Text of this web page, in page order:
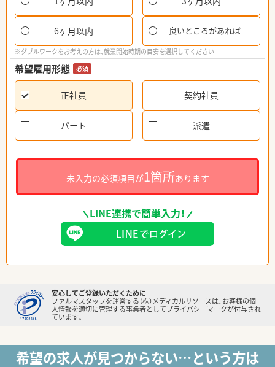
6ヶ月以内 良いところがあれば
※ダブルワークをお考えの方は、就業開始時期の目安を選択してください
希望雇用形態 必須
正社員 契約社員
パート 派遣
未入力の必須項目が1箇所あります
LINE連携で簡単入力！
安心してご登録いただくために
ファルマスタッフを運営する（株）メディカルリソースは、お客様の個
人情報を適切に管理する事業者としてプライバシーマークが付与され
ています。
希望の求人が見つからない…という方は